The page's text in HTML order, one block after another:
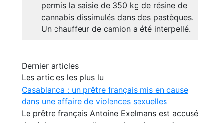
permis la saisie de 350 kg de résine de
cannabis dissimulés dans des pastèques.
Un chauffeur de camion a été interpellé.
Dernier articles
Les articles les plus lu
Casablanca : un prêtre français mis en cause
dans une affaire de violences sexuelles
Le prêtre français Antoine Exelmans est accusé